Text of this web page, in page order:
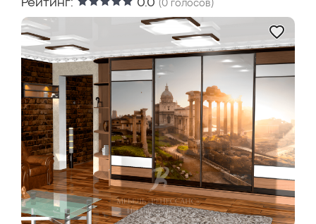
Рейтинг: 0.0 (0 голосов)